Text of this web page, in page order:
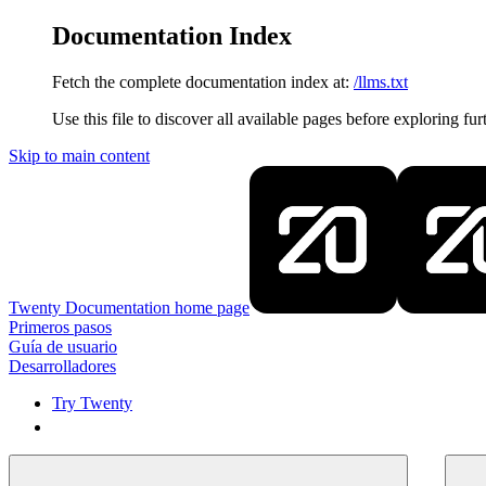
Documentation Index
Fetch the complete documentation index at: /llms.txt
Use this file to discover all available pages before exploring
Skip to main content
Twenty Documentation home page
Primeros pasos
Guía de usuario
Desarrolladores
Try Twenty